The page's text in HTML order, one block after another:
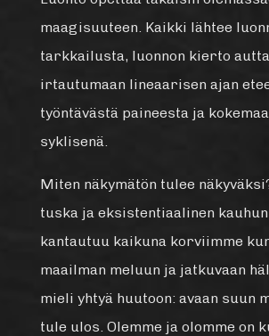
maagisuuteen. Kaikki lähtee
tarkkailusta, luonnon kierto
irtautumaan lineaarisen ajan
työntävästä paineesta ja
syklisenä.
Miten näkymätön tulee
tuska ja eksistentiaalinen
kantautuu kaikuna korviimme
maailman meluun ja jatkuvaan
mieli yhtyä huutoon: avaan suun
tule ulos. Olemme ja olomme on